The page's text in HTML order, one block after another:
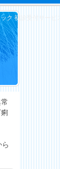
ク 初診受付サービス